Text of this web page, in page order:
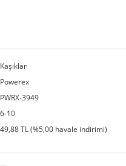
Kaşıklar
Powerex
PWRX-3949
6-10
49,88 TL (%5,00 havale indirimi)